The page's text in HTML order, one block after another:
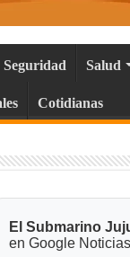
Seguridad Salud
Cotidianas
El Submarino
en Google Noticias